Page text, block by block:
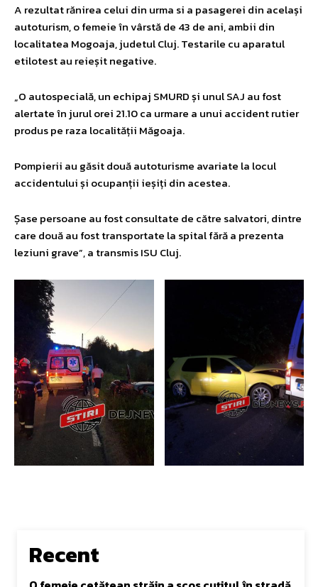
A rezultat rănirea celui din urma si a pasagerei din același
autoturism, o femeie în vârstă de 43 de ani, ambii din
localitatea Mogoaja, judetul Cluj. Testarile cu aparatul
etilotest au reieșit negative.
„O autospecială, un echipaj SMURD și unul SAJ au fost
alertate în jurul orei 21.10 ca urmare a unui accident rutier
produs pe raza localității Măgoaja.
Pompierii au găsit două autoturisme avariate la locul
accidentului și ocupanții ieșiți din acestea.
Șase persoane au fost consultate de către salvatori, dintre
care două au fost transportate la spital fără a prezenta
leziuni grave”, a transmis ISU Cluj.
Recent